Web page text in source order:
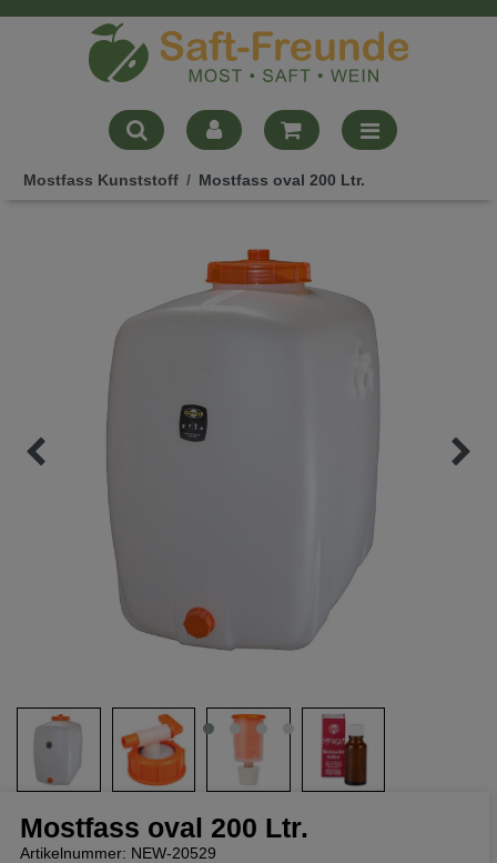
Mostfass Kunststoff Mostfass oval 200 Ltr.
Mostfass oval 200 Ltr.
Artikelnummer: NEW-20529